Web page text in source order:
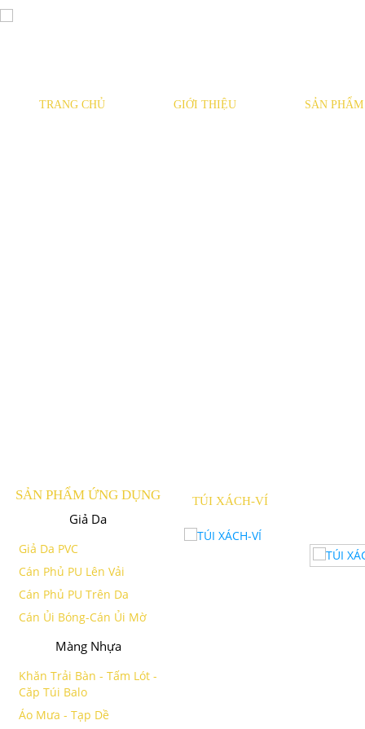
TRANG CHỦ GIỚI THIỆU SẢN PHẨM
SẢN PHẨM ỨNG DỤNG
Giả Da
Giả Da PVC
Cán Phủ PU Lên Vải
Cán Phủ PU Trên Da
Cán Ủi Bóng-Cán Ủi Mờ
Màng Nhựa
Khăn Trải Bàn - Tấm Lót -
Căp Túi Balo
Áo Mưa - Tạp Dề
TÚI XÁCH-VÍ